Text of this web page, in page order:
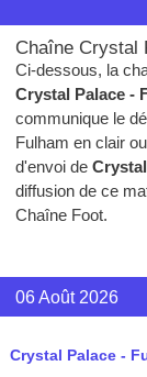
Chaîne Crystal
Ci-dessous, la
Crystal Palace -
communique le
Fulham en clair
d'envoi de
diffusion de ce
Chaîne Foot.
06 Août 2026
Crystal Palace -